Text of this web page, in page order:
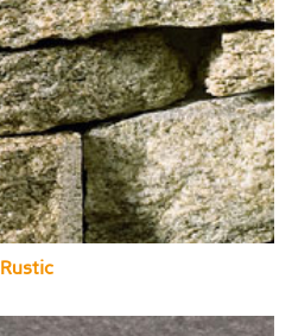
Rustic